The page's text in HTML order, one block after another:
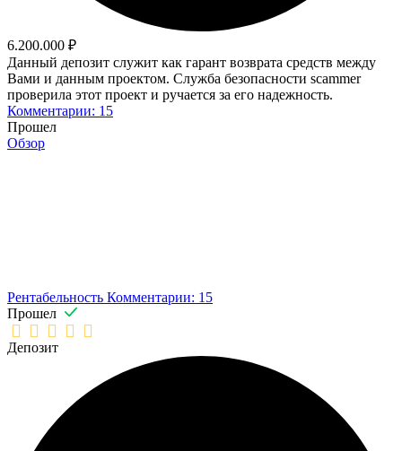
6.200.000 ₽
Данный депозит служит как гарант возврата средств между
Вами и данным проектом. Служба безопасности scammer
проверила этот проект и ручается за его надежность.
Комментарии: 15
Прошел
Обзор
Рентабельность Комментарии: 15
Прошел
Депозит